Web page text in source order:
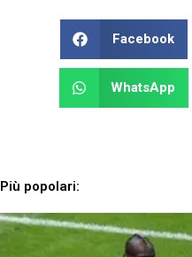
Facebook
WhatsApp
Più popolari: